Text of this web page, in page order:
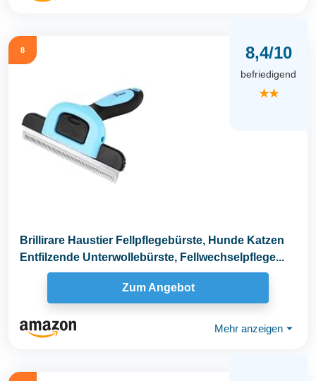
8 8,4/10
befriedigend
★★
Brillirare Haustier Fellpflegebürste, Hunde Katzen
Entfilzende Unterwollebürste, Fellwechselpflege...
Zum Angebot
Mehr anzeigen ⏷